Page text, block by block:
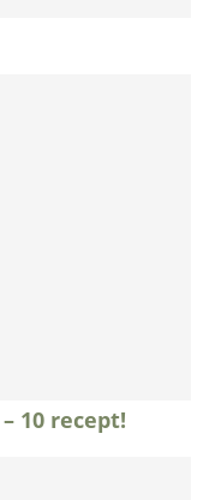
10 recept!